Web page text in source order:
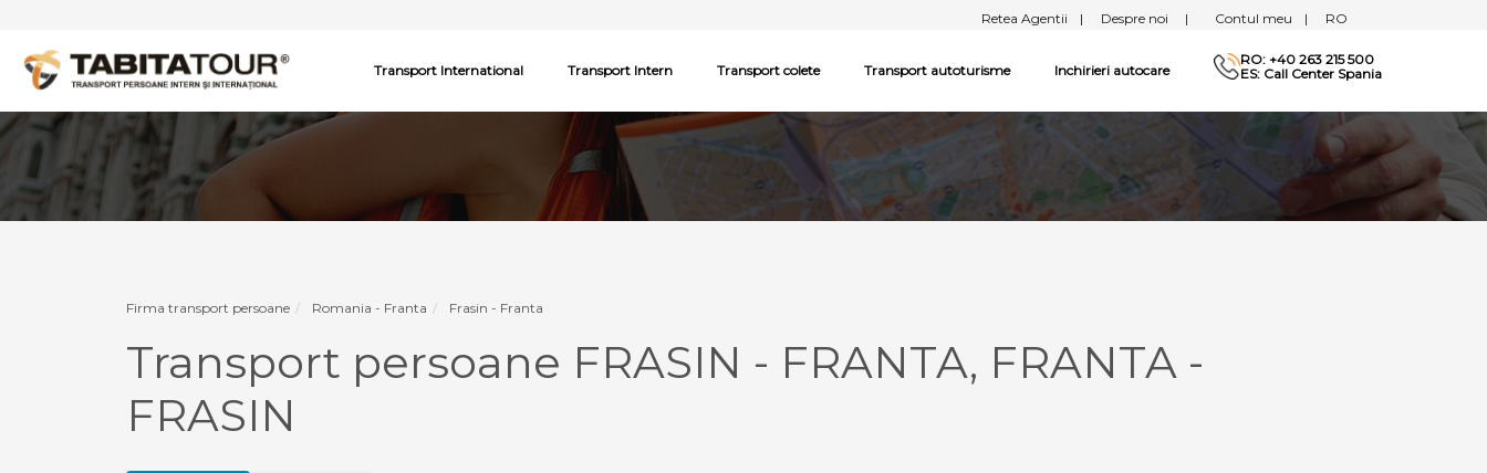
Retea Agentii | Despre noi | Contul meu | RO
Transport International Transport Intern Transport colete Transport autoturisme Inchirieri autocare
RO: +40 263 215 500
ES: Call Center Spania
Firma transport persoane Romania - Franta Frasin - Franta
Transport persoane FRASIN - FRANTA, FRANTA -
FRASIN